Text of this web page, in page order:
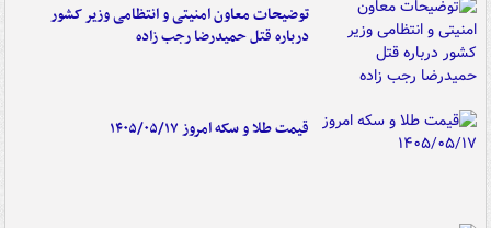
توضیحات معاون امنیتی و انتظامی وزیر کشور
درباره قتل حمیدرضا رجب زاده
قیمت طلا و سکه امروز ۱۴۰۵/۰۵/۱۷